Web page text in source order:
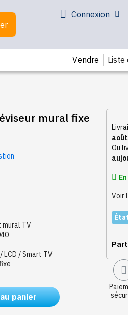
Connexion
Vendre Liste
mural fixe
mural TV
LCD / Smart TV
panier
août
Ou
Voir